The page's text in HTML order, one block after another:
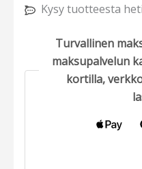
Kysy tuotteesta
Turvallinen
maksupalvelun
kortilla,